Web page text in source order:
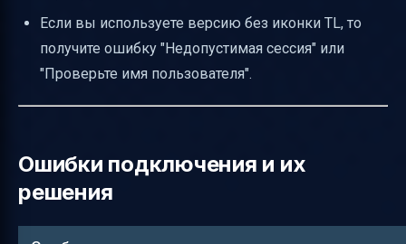
Если вы используете версию без иконки TL, то
получите ошибку "Недопустимая сессия" или
"Проверьте имя пользователя".
Ошибки подключения и их
решения